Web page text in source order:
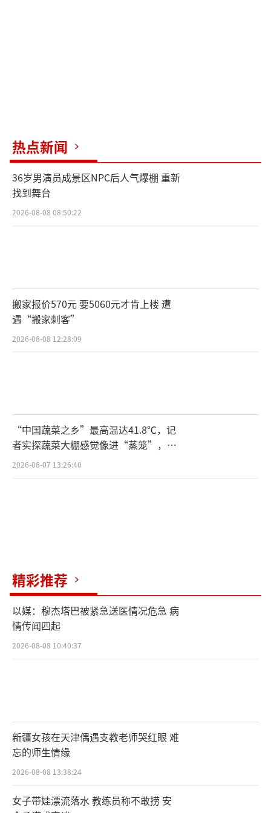
热点新闻
36岁男演员成景区NPC后人气爆棚 重新
找到舞台
2026-08-08 08:50:22
搬家报价570元 要5060元才肯上楼 遭
遇“搬家刺客”
2026-08-08 12:28:09
“中国蔬菜之乡”最高温达41.8℃，记
者实探蔬菜大棚感觉像进“蒸笼”，有
村民称只能凌晨两点起来干活
2026-08-07 13:26:40
精彩推荐
以媒：穆杰塔巴被紧急送医情况危急 病
情传闻四起
2026-08-08 10:40:37
新疆女孩在天津偶遇支教老师哭红眼 难
忘的师生情缘
2026-08-08 13:38:24
女子带娃漂流落水 教练员称不敢捞 安